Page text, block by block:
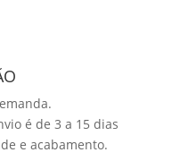
é de 3 a 15 dias
e acabamento.